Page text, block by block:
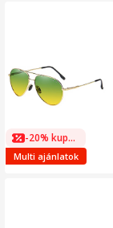
-20% kuponnal
Multi ajánlatok